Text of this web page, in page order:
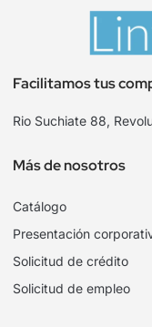
Facilitamos tus
Rio Suchiate 88,
Más de nosotros
Catálogo
Presentación
Solicitud de crédito
Solicitud de empleo